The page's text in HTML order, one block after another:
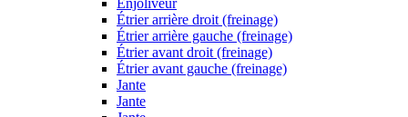
Enjoliveur
Étrier arrière droit (freinage)
Étrier arrière gauche (freinage)
Étrier avant droit (freinage)
Étrier avant gauche (freinage)
Jante
Jante